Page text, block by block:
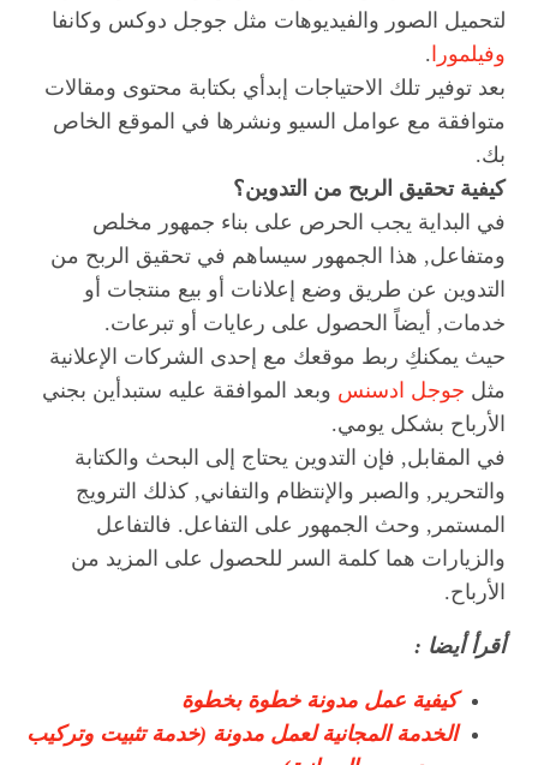
لتحميل الصور والفيديوهات مثل جوجل دوكس وكانفا
وفيلمورا.
بعد توفير تلك الاحتياجات إبدأي بكتابة محتوى ومقالات
متوافقة مع عوامل السيو ونشرها في الموقع الخاص
بك.
كيفية تحقيق الربح من التدوين؟
في البداية يجب الحرص على بناء جمهور مخلص
ومتفاعل, هذا الجمهور سيساهم في تحقيق الربح من
التدوين عن طريق وضع إعلانات أو بيع منتجات أو
خدمات, أيضاً الحصول على رعايات أو تبرعات.
حيث يمكنكِ ربط موقعك مع إحدى الشركات الإعلانية
مثل جوجل ادسنس وبعد الموافقة عليه ستبدأين بجني
الأرباح بشكل يومي.
في المقابل, فإن التدوين يحتاج إلى البحث والكتابة
والتحرير, والصبر والإنتظام والتفاني, كذلك الترويج
المستمر, وحث الجمهور على التفاعل. فالتفاعل
والزيارات هما كلمة السر للحصول على المزيد من
الأرباح.
أقرأ أيضا :
كيفية عمل مدونة خطوة بخطوة
الخدمة المجانية لعمل مدونة (خدمة تثبيت وتركيب